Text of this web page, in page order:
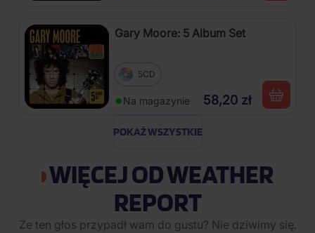
Gary Moore: 5 Album Set
5CD
Na magazynie 58,20 zł
POKAŻ WSZYSTKIE
WIĘCEJ OD WEATHER
REPORT
Że ten głos przypadł wam do gustu? Nie dziwimy się.